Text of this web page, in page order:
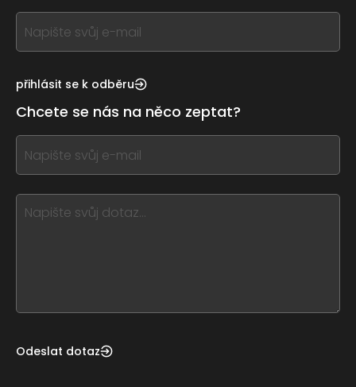
If
you
this,
this
form
field
blank
přihlásit se k odběru
Chcete se nás na něco zeptat?
If
you
this,
leave
Odeslat dotaz